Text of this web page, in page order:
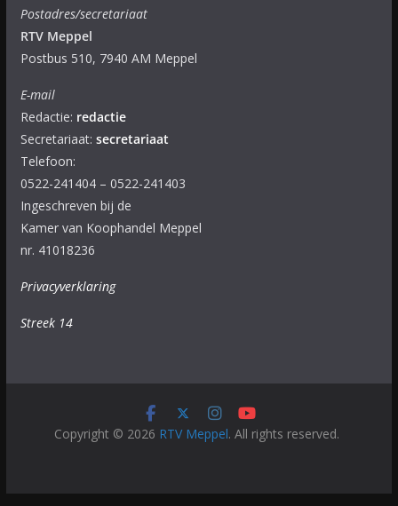
Postadres/secretariaat
RTV Meppel
Postbus 510, 7940 AM Meppel
E-mail
Redactie: redactie
Secretariaat: secretariaat
Telefoon:
0522-241404 – 0522-241403
Ingeschreven bij de
Kamer van Koophandel Meppel
nr. 41018236
Privacyverklaring
Streek 14
Copyright © 2026 RTV Meppel. All rights reserved.